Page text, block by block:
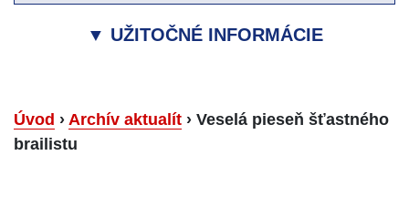
▼ UŽITOČNÉ INFORMÁCIE
Úvod › Archív aktualít › Veselá pieseň šťastného
brailistu